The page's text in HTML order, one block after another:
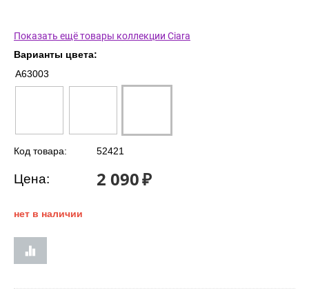
Показать ещё товары коллекции Ciara
Варианты цвета:
A63003
Код товара: 52421
Цена: 2 090₽
нет в наличии